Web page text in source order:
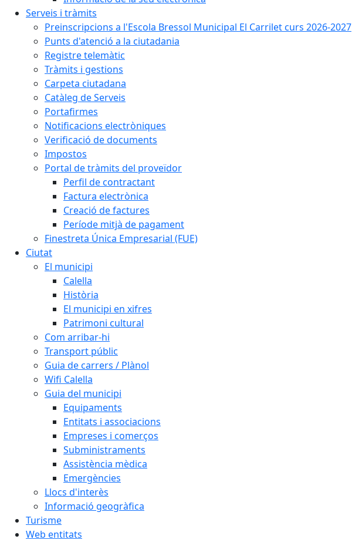
Serveis i tràmits
Preinscripcions a l'Escola Bressol Municipal El Carrilet curs 2026-2027
Punts d'atenció a la ciutadania
Registre telemàtic
Tràmits i gestions
Carpeta ciutadana
Catàleg de Serveis
Portafirmes
Notificacions electròniques
Verificació de documents
Impostos
Portal de tràmits del proveïdor
Perfil de contractant
Factura electrònica
Creació de factures
Període mitjà de pagament
Finestreta Única Empresarial (FUE)
Ciutat
El municipi
Calella
Història
El municipi en xifres
Patrimoni cultural
Com arribar-hi
Transport públic
Guia de carrers / Plànol
Wifi Calella
Guia del municipi
Equipaments
Entitats i associacions
Empreses i comerços
Subministraments
Assistència mèdica
Emergències
Llocs d'interès
Informació geogràfica
Turisme
Web entitats